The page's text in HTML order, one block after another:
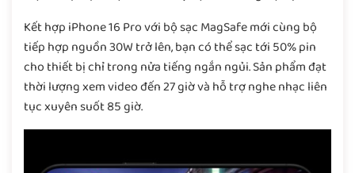
Kết hợp iPhone 16 Pro với bộ sạc MagSafe mới cùng bộ
tiếp hợp nguồn 30W trở lên, bạn có thể sạc tới 50% pin
cho thiết bị chỉ trong nửa tiếng ngắn ngủi. Sản phẩm đạt
thời lượng xem video đến 27 giờ và hỗ trợ nghe nhạc liên
tục xuyên suốt 85 giờ.